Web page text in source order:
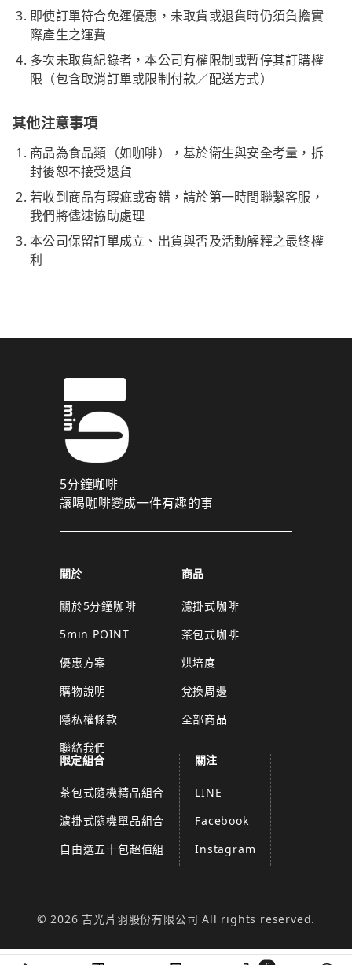
即使訂單符合免運優惠，未取貨或退貨時仍須負擔實
際產生之運費
多次未取貨紀錄者，本公司有權限制或暫停其訂購權
限（包含取消訂單或限制付款／配送方式）
其他注意事項
商品為食品類（如咖啡），基於衛生與安全考量，拆
封後恕不接受退貨
若收到商品有瑕疵或寄錯，請於第一時間聯繫客服，
我們將儘速協助處理
本公司保留訂單成立、出貨與否及活動解釋之最終權
利
5分鐘咖啡
讓喝咖啡變成一件有趣的事
關於
關於5分鐘咖啡
5min POINT
優惠方案
購物說明
隱私權條款
聯絡我們
商品
濾掛式咖啡
茶包式咖啡
烘培度
兌換周邊
全部商品
限定組合
茶包式隨機精品組合
濾掛式隨機單品組合
自由選五十包超值組
關注
LINE
Facebook
Instagram
© 2026 吉光片羽股份有限公司 All rights reserved.